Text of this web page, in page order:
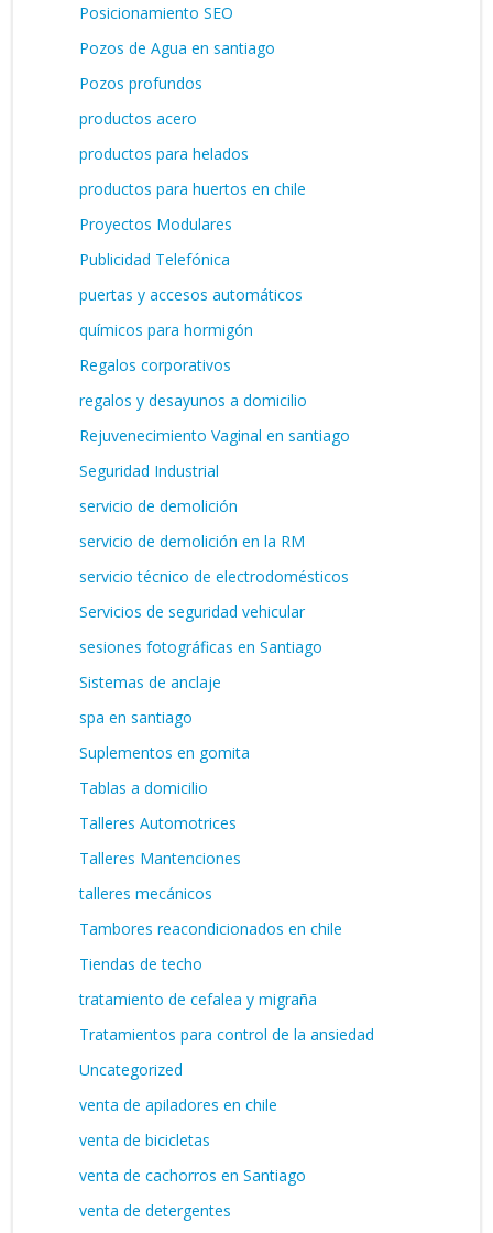
Posicionamiento SEO
Pozos de Agua en santiago
Pozos profundos
productos acero
productos para helados
productos para huertos en chile
Proyectos Modulares
Publicidad Telefónica
puertas y accesos automáticos
químicos para hormigón
Regalos corporativos
regalos y desayunos a domicilio
Rejuvenecimiento Vaginal en santiago
Seguridad Industrial
servicio de demolición
servicio de demolición en la RM
servicio técnico de electrodomésticos
Servicios de seguridad vehicular
sesiones fotográficas en Santiago
Sistemas de anclaje
spa en santiago
Suplementos en gomita
Tablas a domicilio
Talleres Automotrices
Talleres Mantenciones
talleres mecánicos
Tambores reacondicionados en chile
Tiendas de techo
tratamiento de cefalea y migraña
Tratamientos para control de la ansiedad
Uncategorized
venta de apiladores en chile
venta de bicicletas
venta de cachorros en Santiago
venta de detergentes